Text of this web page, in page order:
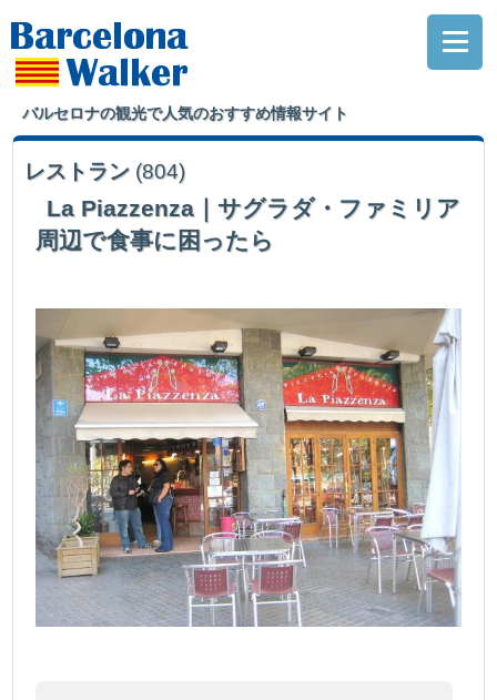
バルセロナの観光で人気のおすすめ情報サイト
レストラン (804)
La Piazzenza｜サグラダ・ファミリア
周辺で食事に困ったら